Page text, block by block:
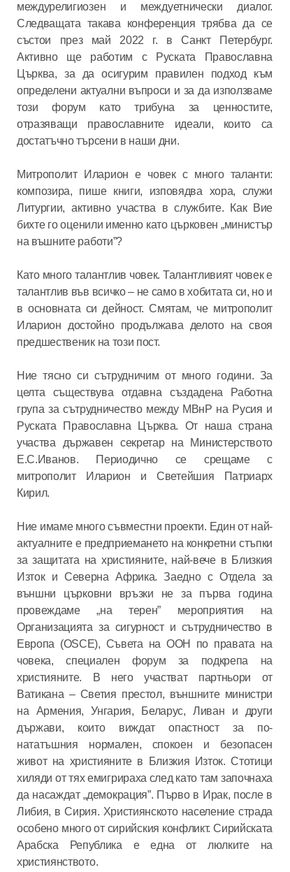
междурелигиозен и междуетнически диалог.
Следващата такава конференция трябва да се
състои през май 2022 г. в Санкт Петербург.
Активно ще работим с Руската Православна
Църква, за да осигурим правилен подход към
определени актуални въпроси и за да използваме
този форум като трибуна за ценностите,
отразяващи православните идеали, които са
достатъчно търсени в наши дни.
Митрополит Иларион е човек с много таланти:
композира, пише книги, изповядва хора, служи
Литургии, активно участва в службите. Как Вие
бихте го оценили именно като църковен „министър
на въшните работи”?
Като много талантлив човек. Талантливият човек е
талантлив във всичко – не само в хобитата си, но и
в основната си дейност. Смятам, че митрополит
Иларион достойно продължава делото на своя
предшественик на този пост.
Ние тясно си сътрудничим от много години. За
целта съществува отдавна създадена Работна
група за сътрудничество между МВнР на Русия и
Руската Православна Църква. От наша страна
участва държавен секретар на Министерството
Е.С.Иванов. Периодично се срещаме с
митрополит Иларион и Светейшия Патриарх
Кирил.
Ние имаме много съвместни проекти. Един от най-
актуалните е предприемането на конкретни стъпки
за защитата на християните, най-вече в Близкия
Изток и Северна Африка. Заедно с Отдела за
външни църковни връзки не за първа година
провеждаме „на терен” мероприятия на
Организацията за сигурност и сътрудничество в
Европа (OSCE), Съвета на ООН по правата на
човека, специален форум за подкрепа на
християните. В него участват партньори от
Ватикана – Светия престол, външните министри
на Армения, Унгария, Беларус, Ливан и други
държави, които виждат опастност за по-
нататъшния нормален, спокоен и безопасен
живот на християните в Близкия Изток. Стотици
хиляди от тях емигрираха след като там започнаха
да насаждат „демокрация”. Първо в Ирак, после в
Либия, в Сирия. Християнското население страда
особено много от сирийския конфликт. Сирийската
Арабска Република е една от люлките на
християнството.